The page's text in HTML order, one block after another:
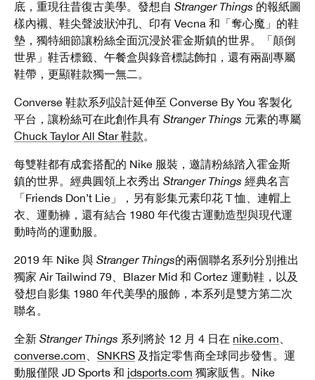
底，重現往昔復古美學。發想自 Stranger Things 的報紙圖
樣內襯、鞋尖聲波狀沖孔、印有 Vecna 和「奪心魔」的鞋
墊，獨特細節讓粉絲全面沉浸於霍金斯鎮的世界。「顛倒
世界」鞋舌標籤、午餐盒與錄音標誌飾扣，還有兩副專屬
鞋帶，更顯鞋款獨一無二。
Converse 鞋款系列設計延伸至 Converse By You 客製化
平台，讓粉絲可在此創作具有 Stranger Things 元素的專屬
Chuck Taylor All Star 鞋款。
每雙鞋都有成套搭配的 Nike 服裝，邀請粉絲踏入霍金斯
鎮的世界。經典圓領上衣秀出 Stranger Things 經典名言
「Friends Don’t Lie」，另有影集元素印花 T 恤、連帽上
衣、運動褲，還有結合 1980 年代復古運動造型與現代運
動時尚的運動服。
2019 年 Nike 與 Stranger Things的兩個聯名系列分別推出
獨家 Air Tailwind 79、Blazer Mid 和 Cortez 運動鞋，以及
發想自影集 1980 年代美學的服飾，本系列是雙方第二次
聯名。
全新 Stranger Things 系列將於 12 月 4 日在 nike.com
converse.com
SNKRS 及指定零售商全球同步發售。運
動服僅限 JD Sports 和 jdsports.com 獨家販售。Nike